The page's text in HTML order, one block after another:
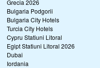
Grecia 2026
Bulgaria Podgorii
Bulgaria City Hotels
Turcia City Hotels
Cypru Statiuni Litoral
Egipt Statiuni Litoral 2026
Dubai
Iordania